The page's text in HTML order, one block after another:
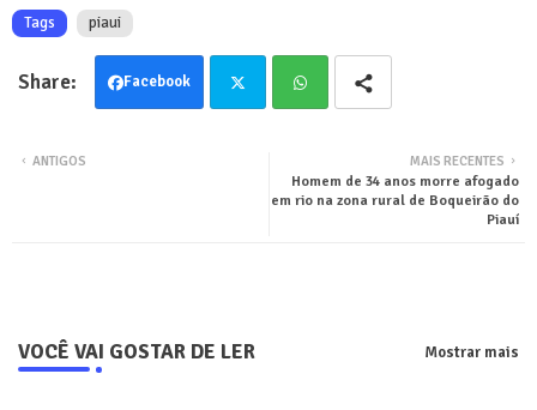
Tags piaui
Facebook
tsa
MAIS RECENTES
Homem de 34 anos morre afogado
em rio na zona rural de Boqueirão do
Piauí
ANTIGOS
VOCÊ VAI GOSTAR DE LER Mostrar mais